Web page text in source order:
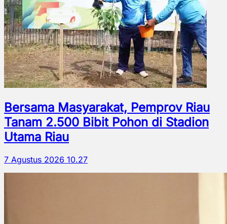
Bersama Masyarakat, Pemprov Riau
Tanam 2.500 Bibit Pohon di Stadion
Utama Riau
7 Agustus 2026 10.27